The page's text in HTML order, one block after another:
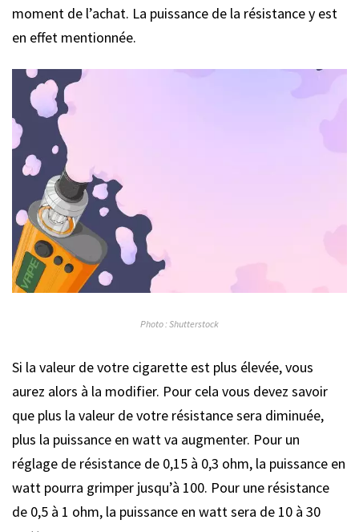
moment de l’achat. La puissance de la résistance y est
en effet mentionnée.
Photo : Shutterstock
Si la valeur de votre cigarette est plus élevée, vous
aurez alors à la modifier. Pour cela vous devez savoir
que plus la valeur de votre résistance sera diminuée,
plus la puissance en watt va augmenter. Pour un
réglage de résistance de 0,15 à 0,3 ohm, la puissance en
watt pourra grimper jusqu’à 100. Pour une résistance
de 0,5 à 1 ohm, la puissance en watt sera de 10 à 30